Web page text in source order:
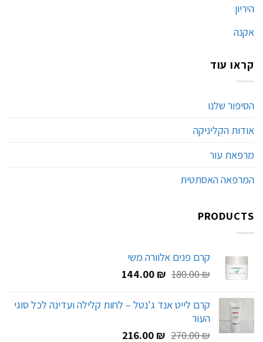
היריון
אקנה
קראו עוד
הסיפור שלנו
אודות הקליניקה
מרפאת עור
המרפאה האסתטית
PRODUCTS
קרם פנים אלוורה משי
180.00₪
המחיר
היה:
144.00 ₪
המחיר
הוא:
144.00 ₪.
קרם לייט אנד ג'נטל – לחות קלילה ועדינה לכל סוגי
העור
270.00₪
המחיר216.00 ₪
המחיר